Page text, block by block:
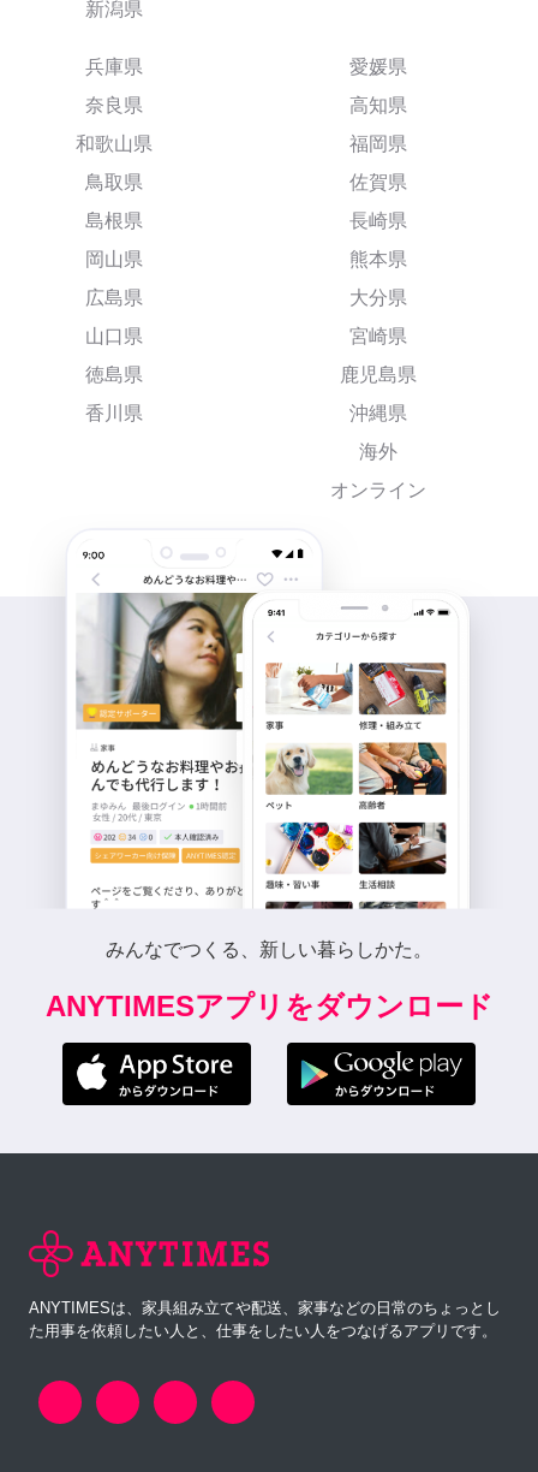
新潟県
兵庫県
奈良県
和歌山県
鳥取県
島根県
岡山県
広島県
山口県
徳島県
香川県
愛媛県
高知県
福岡県
佐賀県
長崎県
熊本県
大分県
宮崎県
鹿児島県
沖縄県
海外
オンライン
みんなでつくる、新しい暮らしかた。
ANYTIMESアプリをダウンロード
ANYTIMESは、家具組み立てや配送、家事などの日常のちょっとし
た用事を依頼したい人と、仕事をしたい人をつなげるアプリです。